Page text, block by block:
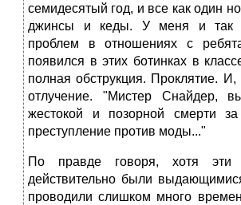
семидесятый год, и все как один
джинсы и кеды. У меня и так
проблем в отношениях с
появился в этих ботинках в
полная обструкция. Проклятие.
отлучение. "Мистер Снайдер,
жестокой и позорной смерти за
преступление против моды..."
По правде говоря, хотя эти
действительно были
проводили слишком много